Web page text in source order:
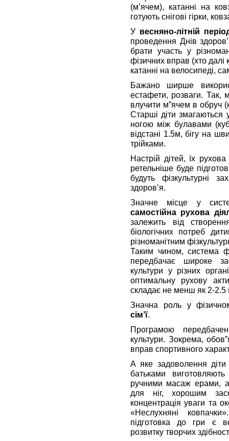
(м’ячем), катанні на
готують снігові гірки,
У весняно-літній
проведення Днів
брати участь у
фізичних вправ (хто
катанні на велосипеді,
Бажано ширше
естафети, розваги. Так,
влучити м”ячем в обруч
Старші діти
ногою між булавами
відстані 1.5м, бігу на
трійками.
Настрій дітей, їх
ретельніше буде
будуть фізкультурні
здоров’я.
Значне місце у
самостійна рухова
залежить від
біологічних потреб
різноманітним
Таким чином, система
передбачає широке
культури у різних
оптимальну рухову
складає не менш як 2-2.5
Значна роль у
сім’ї.
Програмою
культури. Зокрема,
вправ спортивного
А яке задоволення
батьками
ручними масаж ерами,
для ніг, хорошим
концентрація уваги та
«Неслухняні
підготовка до гри є
розвитку творчих